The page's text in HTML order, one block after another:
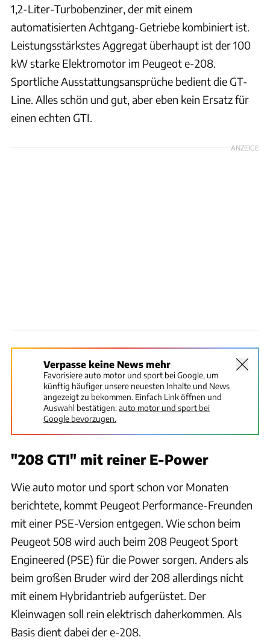
1,2-Liter-Turbobenziner, der mit einem
automatisierten Achtgang-Getriebe kombiniert ist.
Leistungsstärkstes Aggregat überhaupt ist der 100
kW starke Elektromotor im Peugeot e-208.
Sportliche Ausstattungsansprüche bedient die GT-
Line. Alles schön und gut, aber eben kein Ersatz für
einen echten GTI.
ANZEIGE
Verpasse keine News mehr
Favorisiere auto motor und sport bei Google, um
künftig häufiger unsere neuesten Inhalte und News
angezeigt zu bekommen. Einfach Link öffnen und
Auswahl bestätigen:auto motor und sport bei
Google bevorzugen.
"208 GTI" mit reiner E-Power
Wie auto motor und sport schon vor Monaten
berichtete, kommt Peugeot Performance-Freunden
mit einer PSE-Version entgegen. Wie schon beim
Peugeot 508 wird auch beim 208 Peugeot Sport
Engineered (PSE) für die Power sorgen. Anders als
beim großen Bruder wird der 208 allerdings nicht
mit einem Hybridantrieb aufgerüstet. Der
Kleinwagen soll rein elektrisch daherkommen. Als
Basis dient dabei der e-208.